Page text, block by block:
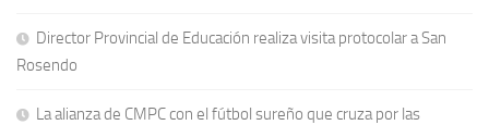
Director Provincial de Educación realiza visita protocolar a San
Rosendo
La alianza de CMPC con el fútbol sureño que cruza por las